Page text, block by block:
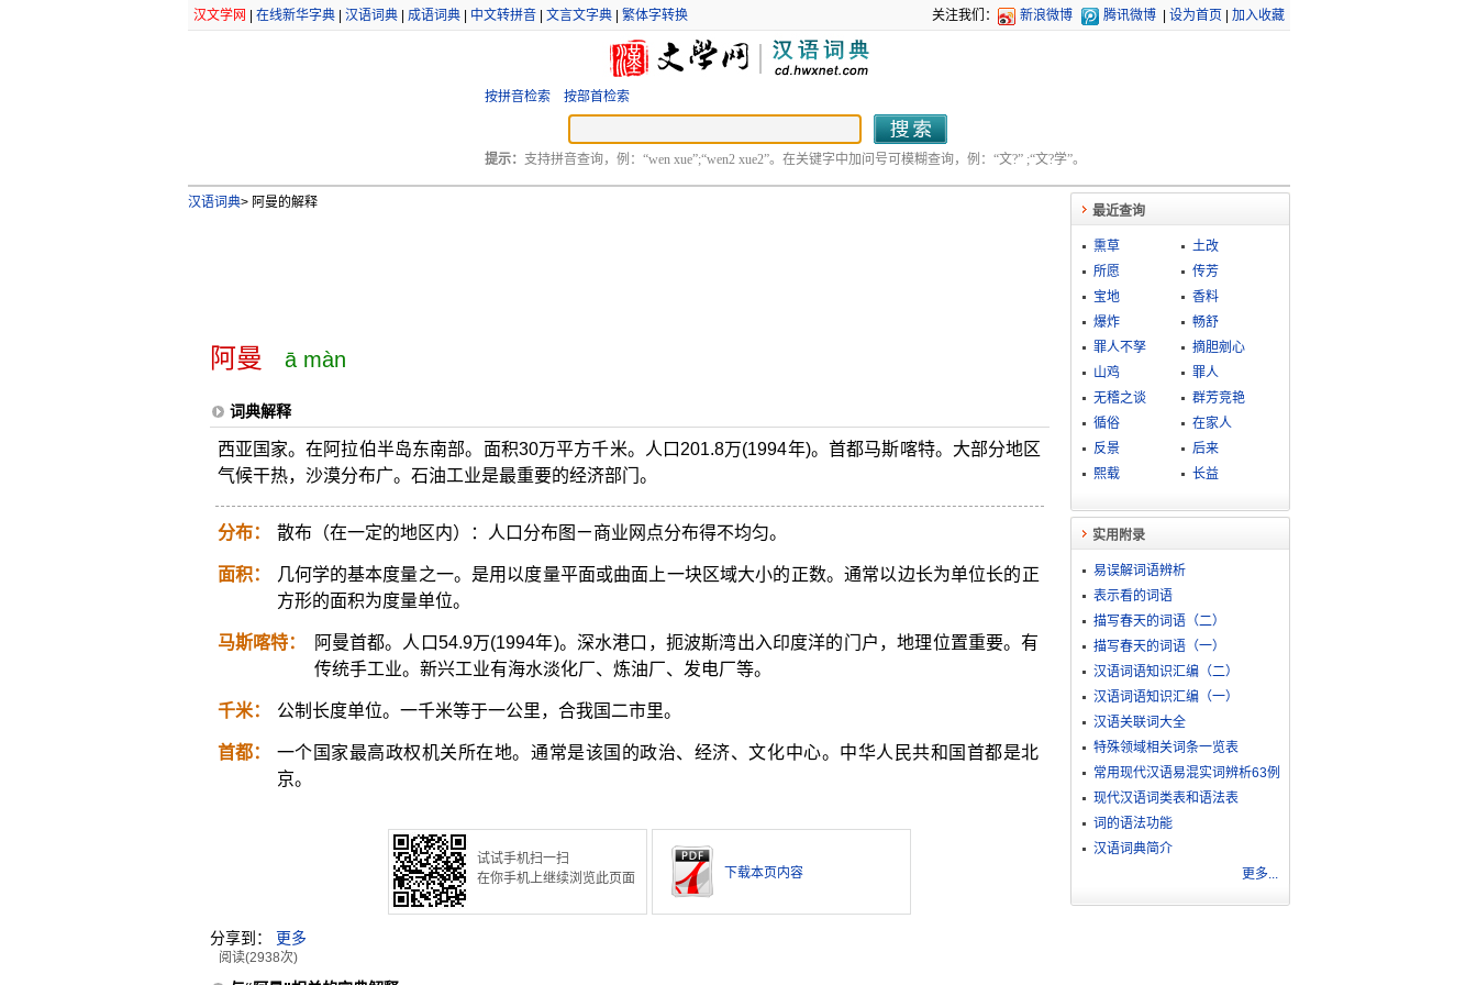
汉文学网 在线新华字典| 汉语词典| 成语词典| 中文转拼音| 文言文字典| 繁体字转换 关注我们： 新浪微博 腾讯微博 设为首页 加入收藏
按拼音检索 按部首检索
提示： 支持拼音查询，例：“wen xue”;“wen2 xue2”。在关键字中加问号可模糊查询，例：“文?” ;“文?学”。
汉语词典>阿曼的解释
阿曼 ā màn
词典解释
西亚国家。在阿拉伯半岛东南部。面积30万平方千米。人口201.8万(1994年)。首都马斯喀特。大部分地区
气候干热，沙漠分布广。石油工业是最重要的经济部门。
分布： 散布（在一定的地区内）：人口分布图ㄧ商业网点分布得不均匀。
面积：
几何学的基本度量之一。是用以度量平面或曲面上一块区域大小的正数。通常以边长为单位长的正
方形的面积为度量单位。
马斯喀特：
阿曼首都。人口54.9万(1994年)。深水港口，扼波斯湾出入印度洋的门户，地理位置重要。有
传统手工业。新兴工业有海水淡化厂、炼油厂、发电厂等。
千米： 公制长度单位。一千米等于一公里，合我国二市里。
首都：
一个国家最高政权机关所在地。通常是该国的政治、经济、文化中心。中华人民共和国首都是北
京。
试试手机扫一扫
在你手机上继续浏览此页面
下载本页内容
分享到： 更多
阅读(2938次)
最近查询
熏草
土改
所愿
传芳
宝地
香料
爆炸
畅舒
罪人不孥
摘胆剜心
山鸡
罪人
无稽之谈
群芳竞艳
循俗
在家人
反景
后来
熙载
长益
实用附录
易误解词语辨析
表示看的词语
描写春天的词语（二）
描写春天的词语（一）
汉语词语知识汇编（二）
汉语词语知识汇编（一）
汉语关联词大全
特殊领域相关词条一览表
常用现代汉语易混实词辨析63例
现代汉语词类表和语法表
词的语法功能
汉语词典简介
更多...